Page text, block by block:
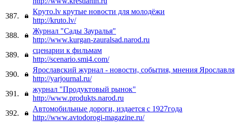
387.
Круто.lv крутые новости для молодёжи
http://kruto.lv/
388.
Журнал "Сады Зауралья"
http://www.kurgan-zauralsad.narod.ru
389.
сценарии к фильмам
http://scenario.smi4.com/
390.
Ярославский журнал - новости, события, мнения Ярославля
http://yarjournal.ru/
391.
журнал "Продуктовый рынок"
http://www.produkts.narod.ru
392.
Автомобильные дороги, издается с 1927года
http://www.avtodorogi-magazine.ru/